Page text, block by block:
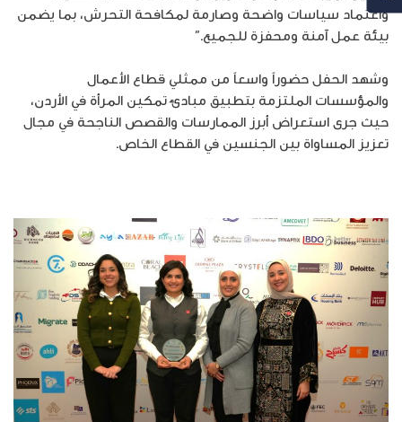
واعتماد سياسات واضحة وصارمة لمكافحة التحرش، بما يضمن
بيئة عمل آمنة ومحفزة للجميع.”
وشهد الحفل حضوراً واسعاً من ممثلي قطاع الأعمال
والمؤسسات الملتزمة بتطبيق مبادئ تمكين المرأة في الأردن،
حيث جرى استعراض أبرز الممارسات والقصص الناجحة في مجال
تعزيز المساواة بين الجنسين في القطاع الخاص.